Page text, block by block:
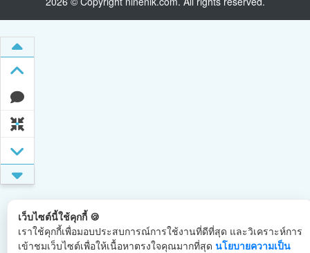
เว็บไซต์นี้ใช้คุกกี้ 🍪
เราใช้คุกกี้เพื่อมอบประสบการณ์การใช้งานที่ดีที่สุด และวิเคราะห์การ
เข้าชมเว็บไซต์เพื่อให้เนื้อหาตรงใจคุณมากที่สุด นโยบายความเป็น